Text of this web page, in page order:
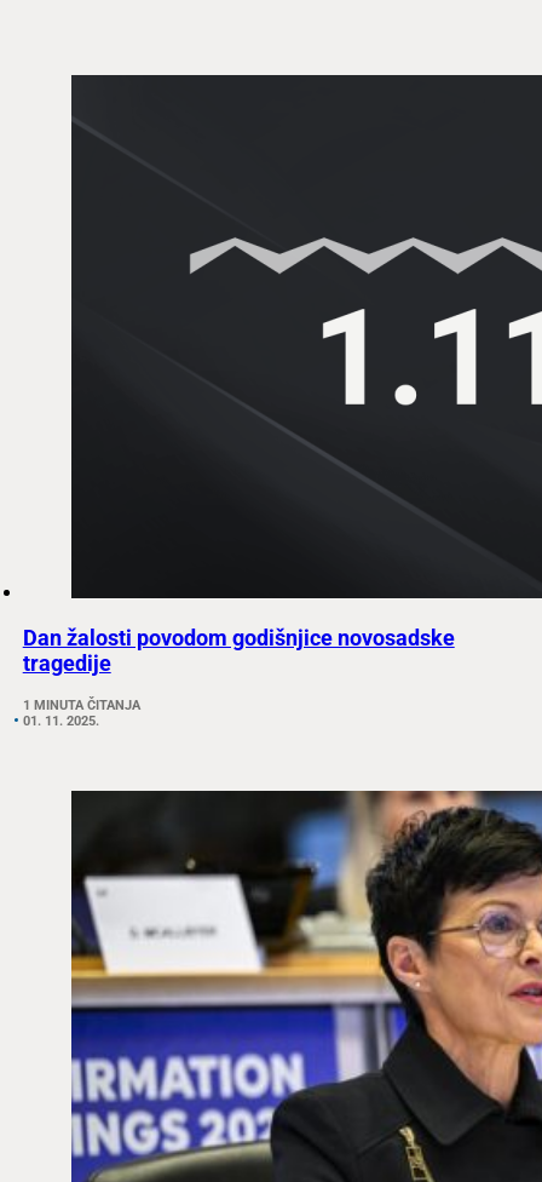
Dan žalosti povodom godišnjice novosadske
tragedije
1 MINUTA ČITANJA
01. 11. 2025.